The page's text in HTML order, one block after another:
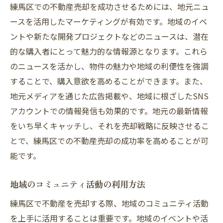
練馬区での不動産売却を成功させるためには、地元ニュ
ースを活用したマーケティングが有効です。地域のイベ
ントや新たな開発プロジェクトなどのニュースは、潜在
的な購入者にとって魅力的な情報源となります。これら
のニュースを活かし、物件の魅力や地域の利便性を強調
することで、購入意欲を高めることができます。また、
地元メディアを通じた広告掲載や、地域に根ざしたSNS
アカウントでの情報発信も効果的です。地元の最新情報
をいち早くキャッチし、それを売却戦略に反映させるこ
とで、練馬区での不動産売却の成功率を高めることが可
能です。
地域のコミュニティ活動の利用方法
練馬区で不動産を売却する際、地域のコミュニティ活動
を上手に活用することは重要です。地域のイベントや活